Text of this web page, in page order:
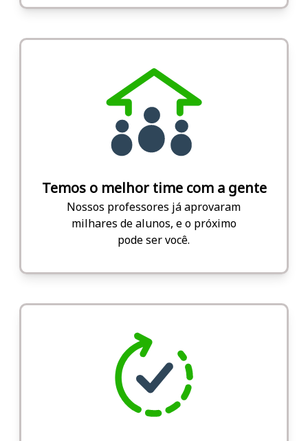
Temos o melhor time com a gente
Nossos professores já aprovaram
milhares de alunos, e o próximo
pode ser você.